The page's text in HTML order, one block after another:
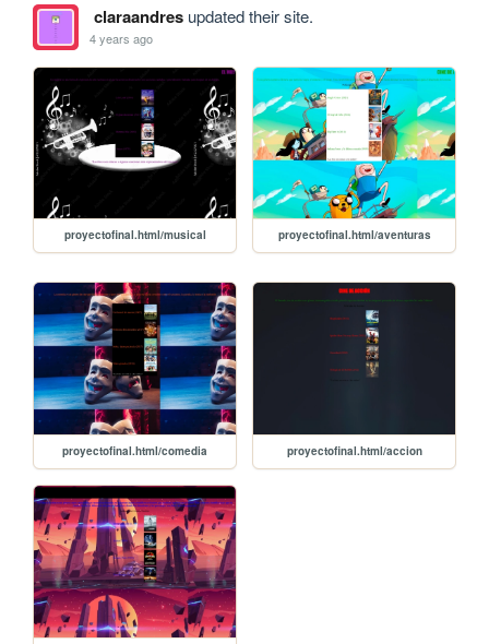
claraandresupdated their site.
4 years ago
proyectofinal.html/musical proyectofinal.html/aventuras
proyectofinal.html/comedia proyectofinal.html/accion